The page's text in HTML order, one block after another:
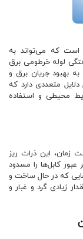
که می‌تواند به
لوله خرطومی برق
بهبود جریان برق و
متعددی دارد که
محیطی و استفاده
زمان، این ذرات ریز
عبور کابل‌ها را مسدود
که در حال ساخت و
زیادی گرد و غبار و